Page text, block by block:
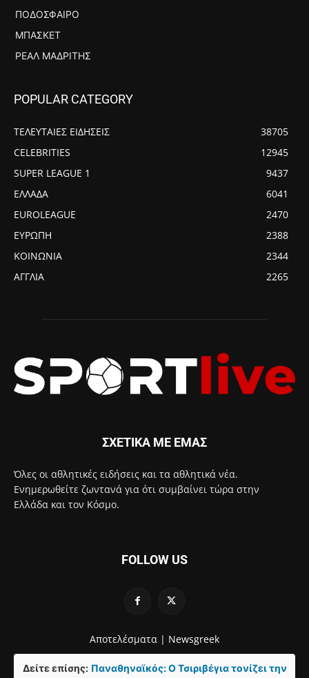
ΠΟΔΌΣΦΑΙΡΟ
ΜΠΆΣΚΕΤ
ΡΕΆΛ ΜΑΔΡΊΤΗΣ
POPULAR CATEGORY
ΤΕΛΕΥΤΑΙΕΣ ΕΙΔΗΣΕΙΣ
38705
CELEBRITIES
12945
SUPER LEAGUE 1
9437
ΕΛΛΑΔΑ
6041
EUROLEAGUE
2470
ΕΥΡΩΠΗ
2388
ΚΟΙΝΩΝΙΑ
2344
ΑΓΓΛΙΑ
2265
ΣΧΕΤΙΚΑ ΜΕ ΕΜΑΣ
Όλες οι αθλητικές ειδήσεις και τα αθλητικά νέα.
Ενημερωθείτε ζωντανά για ότι συμβαίνει τώρα στην
Ελλάδα και τον Κόσμο.
FOLLOW US
Αποτελέσματα | Newsgreek
Δείτε επίσης: Παναθηναϊκός: Ο Τσιριβέγια τονίζει την